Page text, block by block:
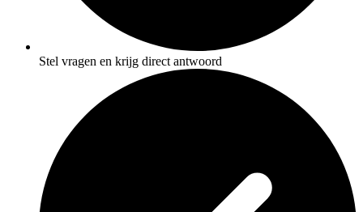
Stel vragen en krijg direct antwoord